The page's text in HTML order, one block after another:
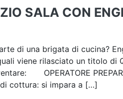
SALA CON
di una brigata di cucina?
viene rilasciato un titolo di
OPERATORE
cottura: si impara a […]